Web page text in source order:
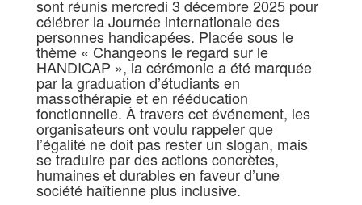
sont réunis mercredi 3 décembre 2025 pour
célébrer la Journée internationale des
personnes handicapées. Placée sous le
thème « Changeons le regard sur le
HANDICAP », la cérémonie a été marquée
par la graduation d’étudiants en
massothérapie et en rééducation
fonctionnelle. À travers cet événement, les
organisateurs ont voulu rappeler que
l’égalité ne doit pas rester un slogan, mais
se traduire par des actions concrètes,
humaines et durables en faveur d’une
société haïtienne plus inclusive.